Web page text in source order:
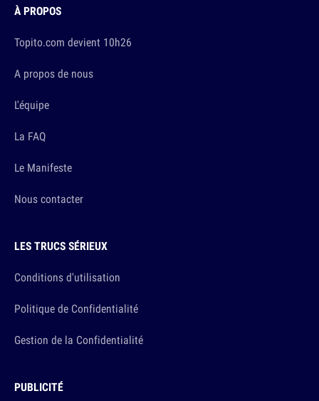
À PROPOS
Topito.com devient 10h26
A propos de nous
L'équipe
La FAQ
Le Manifeste
Nous contacter
LES TRUCS SÉRIEUX
Conditions d'utilisation
Politique de Confidentialité
Gestion de la Confidentialité
PUBLICITÉ